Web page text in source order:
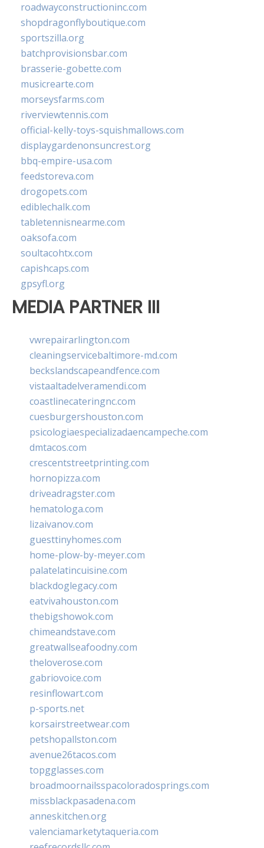
roadwayconstructioninc.com
shopdragonflyboutique.com
sportszilla.org
batchprovisionsbar.com
brasserie-gobette.com
musicrearte.com
morseysfarms.com
riverviewtennis.com
official-kelly-toys-squishmallows.com
displaygardenonsuncrest.org
bbq-empire-usa.com
feedstoreva.com
drogopets.com
ediblechalk.com
tabletennisnearme.com
oaksofa.com
soultacohtx.com
capishcaps.com
gpsyfl.org
MEDIA PARTNER III
vwrepairarlington.com
cleaningservicebaltimore-md.com
beckslandscapeandfence.com
vistaaltadelveramendi.com
coastlinecateringnc.com
cuesburgershouston.com
psicologiaespecializadaencampeche.com
dmtacos.com
crescentstreetprinting.com
hornopizza.com
driveadragster.com
hematologa.com
lizaivanov.com
guesttinyhomes.com
home-plow-by-meyer.com
palatelatincuisine.com
blackdoglegacy.com
eatvivahouston.com
thebigshowok.com
chimeandstave.com
greatwallseafoodny.com
theloverose.com
gabriovoice.com
resinflowart.com
p-sports.net
korsairstreetwear.com
petshopallston.com
avenue26tacos.com
topgglasses.com
broadmoornailsspacoloradosprings.com
missblackpasadena.com
anneskitchen.org
valenciamarketytaqueria.com